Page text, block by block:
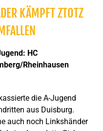
KÄMPFT ZTOTZ
HC
Rheinhausen
die A-Jugend
aus Duisburg.
auch noch Linkshänder